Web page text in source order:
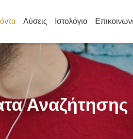
Λύσεις Ιστολόγιο
Αναζήτησης